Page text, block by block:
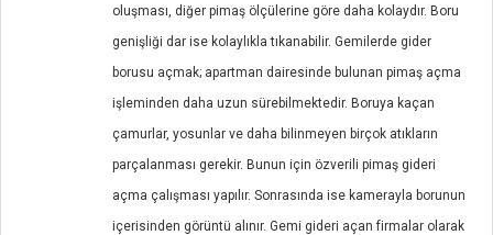
oluşması, diğer pimaş ölçülerine göre daha kolaydır. Boru
genişliği dar ise kolaylıkla tıkanabilir. Gemilerde gider
borusu açmak; apartman dairesinde bulunan pimaş açma
işleminden daha uzun sürebilmektedir. Boruya kaçan
çamurlar, yosunlar ve daha bilinmeyen birçok atıkların
parçalanması gerekir. Bunun için özverili pimaş gideri
açma çalışması yapılır. Sonrasında ise kamerayla borunun
içerisinden görüntü alınır. Gemi gideri açan firmalar olarak